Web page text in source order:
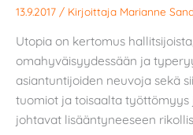
13.9.2017 / Kirjoittaja Marianne
Utopia on kertomus
omahyväisyydessään ja
asiantuntijoiden neuvoja sekä
tuomiot ja toisaalta
johtavat lisääntyneeseen